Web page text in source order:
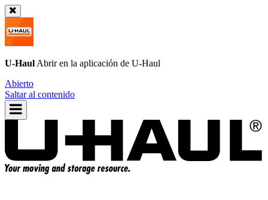
U-Haul Abrir en la aplicación de U-Haul
Abierto
Saltar al contenido